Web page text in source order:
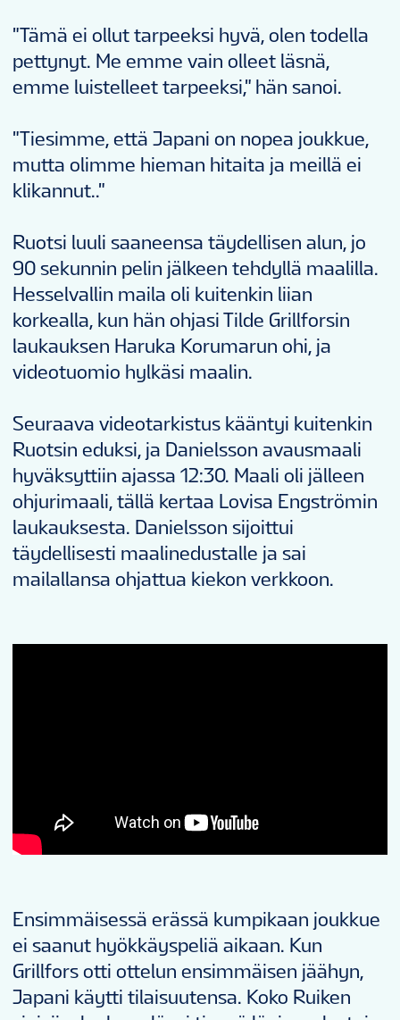
"Tämä ei ollut tarpeeksi hyvä, olen todella
pettynyt. Me emme vain olleet läsnä,
emme luistelleet tarpeeksi," hän sanoi.
"Tiesimme, että Japani on nopea joukkue,
mutta olimme hieman hitaita ja meillä ei
klikannut.."
Ruotsi luuli saaneensa täydellisen alun, jo
90 sekunnin pelin jälkeen tehdyllä maalilla.
Hesselvallin maila oli kuitenkin liian
korkealla, kun hän ohjasi Tilde Grillforsin
laukauksen Haruka Korumarun ohi, ja
videotuomio hylkäsi maalin.
Seuraava videotarkistus kääntyi kuitenkin
Ruotsin eduksi, ja Danielsson avausmaali
hyväksyttiin ajassa 12:30. Maali oli jälleen
ohjurimaali, tällä kertaa Lovisa Engströmin
laukauksesta. Danielsson sijoittui
täydellisesti maalinedustalle ja sai
mailallansa ohjattua kiekon verkkoon.
Ensimmäisessä erässä kumpikaan joukkue
ei saanut hyökkäyspeliä aikaan. Kun
Grillfors otti ottelun ensimmäisen jäähyn,
Japani käytti tilaisuutensa. Koko Ruiken